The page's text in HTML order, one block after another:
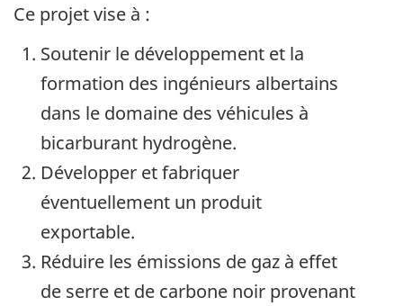
Ce projet vise à :
Soutenir le développement et la
formation des ingénieurs albertains
dans le domaine des véhicules à
bicarburant hydrogène.
Développer et fabriquer
éventuellement un produit
exportable.
Réduire les émissions de gaz à effet
de serre et de carbone noir provenant